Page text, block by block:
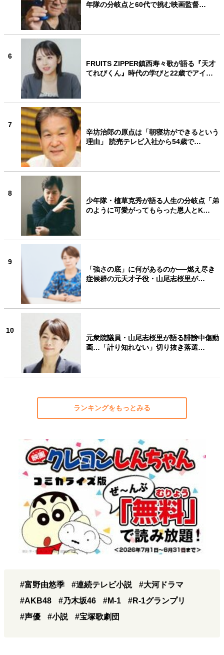
年隊の分岐点と60代で挑む映画監督…
6
FRUITS ZIPPER鎮西寿々歌が語る『天才
てれびくん』時代の学びと22歳でアイ…
7
辛坊治郎の原点は「朝寝坊ができるという
理由」 読売テレビ入社から54歳で…
8
少年隊・植草克秀が語る人生の分岐点「弟
のように可愛がってもらった恩人とK…
9
「強さの底」に何があるのか──燃え尽き
症候群の元天才子役・山尾志桜里が…
10
元衆院議員・山尾志桜里が語る誹謗中傷動
画…「計り知れない」切り抜き落選…
ランキングをもっとみる
#富野由悠季 #連続テレビ小説
#大河ドラマ
#AKB48
#乃木坂46 #M-1
#R-1グランプリ
#声優
#小説 #宝塚歌劇団